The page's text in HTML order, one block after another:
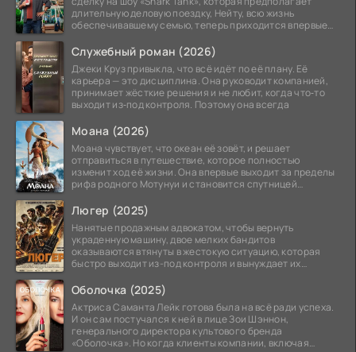
длительную деловую поездку, Нейту, всю жизнь
обеспечивавшему семью, теперь приходится впервые
Служебный роман (2026)
Джеки Круз привыкла, что всё идёт по её плану. Её
карьера — это дисциплина. Она руководит компанией,
принимает жёсткие решения и не любит, когда что‑то
выходит из‑под контроля. Поэтому она всегда
Моана (2026)
Моана чувствует, что океан её зовёт, и решает
отправиться в путешествие, которое полностью
изменит ход её жизни. Она впервые выходит за пределы
рифа родного Мотунуи и становится спутницей
Люгер (2025)
Нанятые продажным адвокатом, чтобы вернуть
украденную машину, двое мелких бандитов
оказываются втянуты в жестокую ситуацию, которая
быстро выходит из-под контроля и вынуждает их
Оболочка (2025)
Актриса Саманта Лейк готова была на всё ради успеха.
И он сам постучался к ней в лице Зои Шэннон,
генерального директора культового бренда
«Оболочка». Но когда клиенты компании, включая